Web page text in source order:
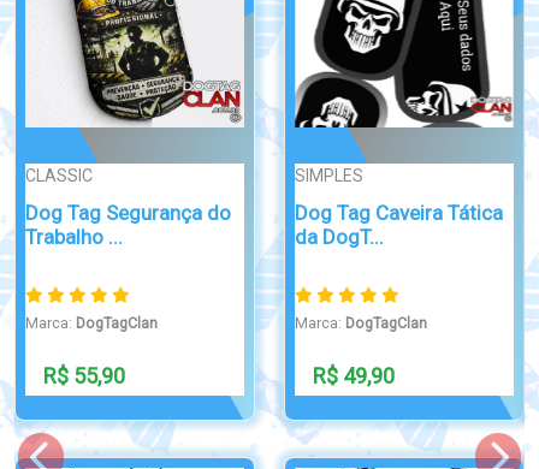
MOEDAS
Moeda militar
Paraquedista For�...
Marca: DogTagClan
R$ 310,00
CHAVEIRO
Chaveiro Homens que
Vencem
Marca: DogTagClan
R$ 19,90